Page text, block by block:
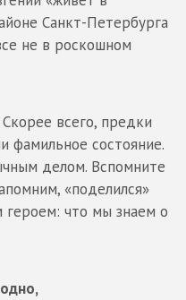
Санкт-Петербурга
не в роскошном
всего, предки
фамильное состояние.
делом. Вспомните
«поделился»
что мы знаем о